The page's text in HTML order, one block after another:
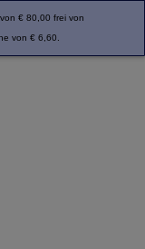
€ 80,00 frei von
von € 6,60.